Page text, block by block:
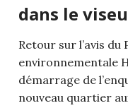
dans le
Retour sur l’avis
environnementale
démarrage de
nouveau quartier